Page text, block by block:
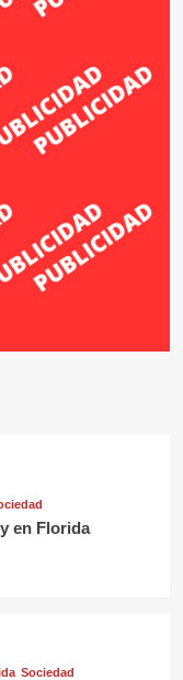
en Florida
Sociedad